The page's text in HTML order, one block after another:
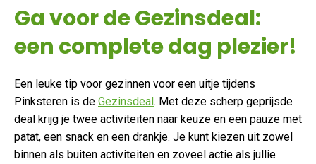
Ga voor de Gezinsdeal:
een complete dag plezier!
Een leuke tip voor gezinnen voor een uitje tijdens
Pinksteren is de Gezinsdeal. Met deze scherp geprijsde
deal krijg je twee activiteiten naar keuze en een pauze met
patat, een snack en een drankje. Je kunt kiezen uit zowel
binnen als buiten activiteiten en zoveel actie als jullie